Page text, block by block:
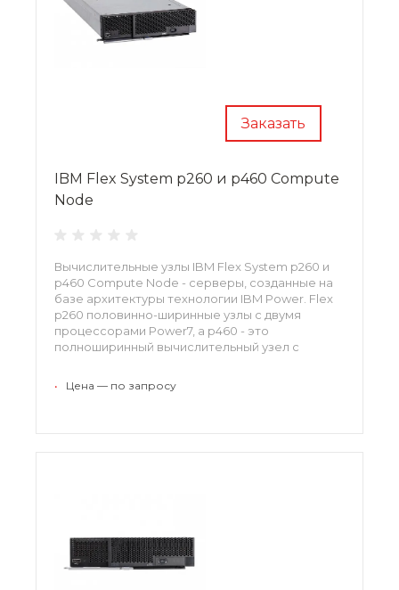
Заказать
IBM Flex System p260 и p460 Compute
Node
Вычислительные узлы IBM Flex System p260 и
p460 Compute Node - серверы, созданные на
базе архитектуры технологии IBM Power. Flex
p260 половинно-ширинные узлы с двумя
процессорами Power7, а p460 - это
полноширинный вычислительный узел с
• Цена — по запросу